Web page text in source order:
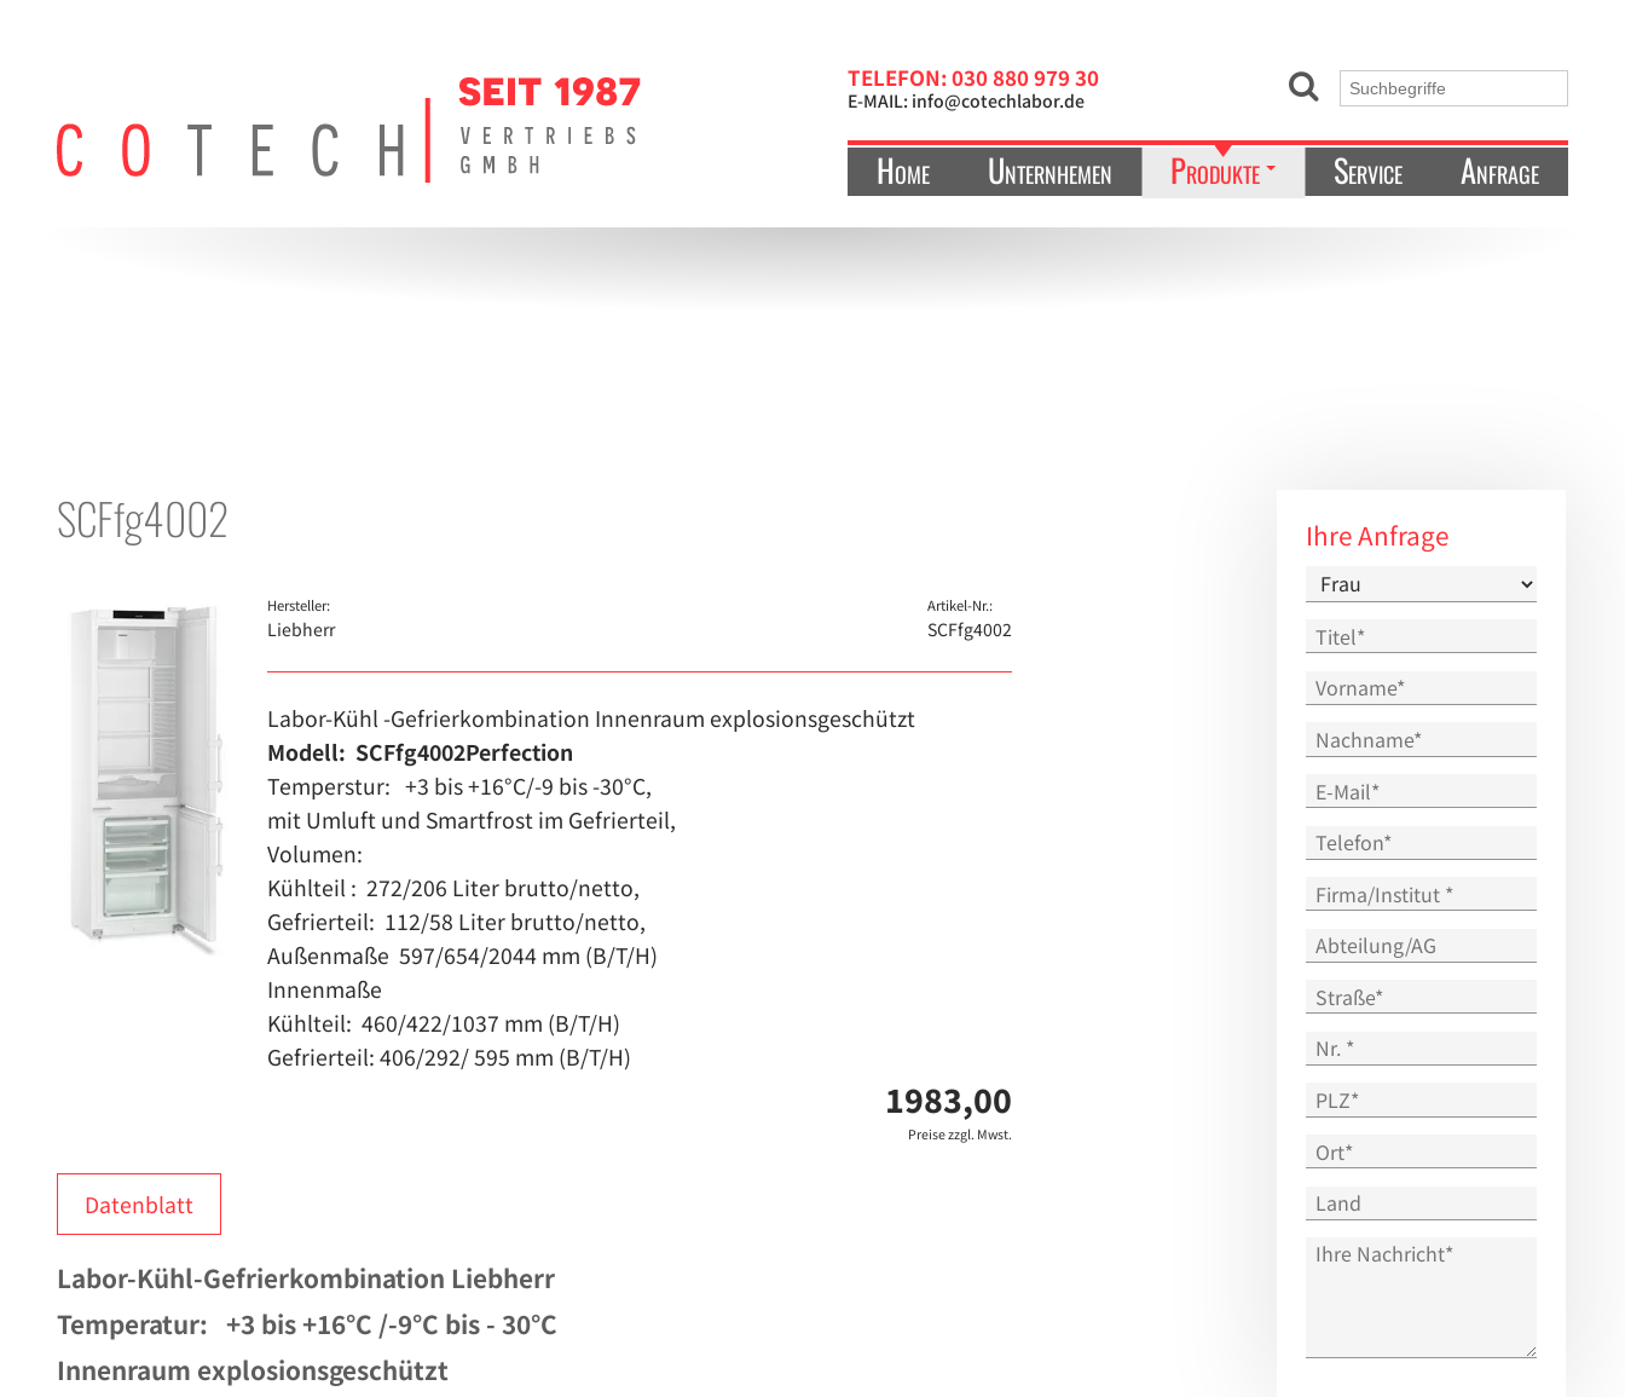
TELEFON: 030 880 979 30
E-MAIL: info@cotechlabor.de
Home Unternhemen Produkte
Kältetechnik & Ultrafreezer
Service Anfrage
SCFfg4002
Hersteller:
Liebherr
Artikel-Nr.:
SCFfg4002
Labor-Kühl -Gefrierkombination Innenraum explosionsgeschützt
Modell: SCFfg4002Perfection
Temperstur: +3 bis +16°C/-9 bis -30°C,
mit Umluft und Smartfrost im Gefrierteil,
Volumen:
Kühlteil : 272/206 Liter brutto/netto,
Gefrierteil: 112/58 Liter brutto/netto,
Außenmaße 597/654/2044 mm (B/T/H)
Innenmaße
Kühlteil: 460/422/1037 mm (B/T/H)
Gefrierteil: 406/292/ 595 mm (B/T/H)
1983,00
Preise zzgl. Mwst.
Datenblatt
Labor-Kühl-Gefrierkombination Liebherr
Temperatur: +3 bis +16°C /-9°C bis - 30°C
Innenraum explosionsgeschützt
Ihre Anfrage